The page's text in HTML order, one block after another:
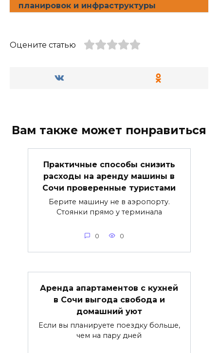
планировок и инфраструктуры
Оцените статью
Вам также может понравиться
Практичные способы снизить
расходы на аренду машины в
Сочи проверенные туристами
Берите машину не в аэропорту.
Стоянки прямо у терминала
0 0
Аренда апартаментов с кухней
в Сочи выгода свобода и
домашний уют
Если вы планируете поездку больше,
чем на пару дней